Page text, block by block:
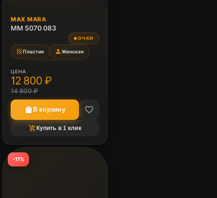
MAX MARA
MM 5070 083
● ОЧКИ
textureПластик personЖенская
ЦЕНА
12 800 ₽
14 800 ₽
shopping_bag В корзину favorite_border
shopping_cart_checkoutКупить в 1 клик
-11%